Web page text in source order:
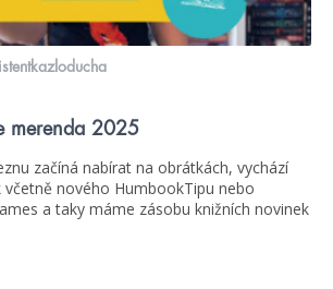
merenda 2025
začíná nabírat na obrátkách, vychází
včetně nového HumbookTipu nebo
a taky máme zásobu knižních novinek